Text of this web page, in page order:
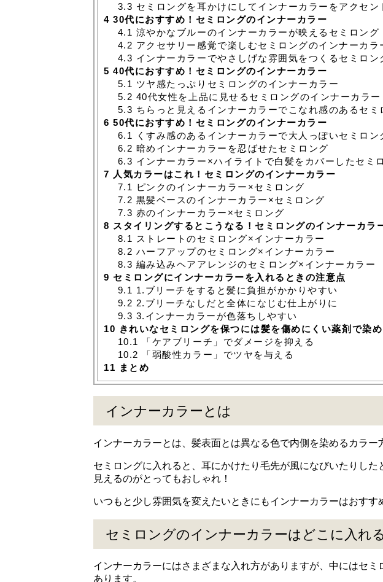
3.3 セミロングを耳かけにしてインナーカラーをアクセン
4 30代におすすめ！セミロングのインナーカラー
4.1 涼やかなブルーのインナーカラーが映えるセミロング
4.2 アクセサリー感覚で楽しむセミロングのインナーカラ
4.3 インナーカラーでやさしげな雰囲気をつくるセミロン
5 40代におすすめ！セミロングのインナーカラー
5.1 ツヤ感たっぷりセミロングのインナーカラー
5.2 40代女性を上品に見せるセミロングのインナーカラー
5.3 ちらっと見えるインナーカラーでこなれ感のあるセミ
6 50代におすすめ！セミロングのインナーカラー
6.1
くすみ感のあるインナーカラーで大人っぽいセミロン
6.2 暗めインナーカラーを忍ばせたセミロング
6.3 インナーカラー×ハイライトで白髪をカバーしたセミ
7 人気カラーはこれ！セミロングのインナーカラー
7.1 ピンクのインナーカラー×セミロング
7.2 黒髪ベースのインナーカラー×セミロング
7.3 赤のインナーカラー×セミロング
8 スタイリングするとこうなる！セミロングのインナーカラ
8.1 ストレートのセミロング×インナーカラー
8.2 ハーフアップのセミロング×インナーカラー
8.3 編み込みヘアアレンジのセミロング×インナーカラー
9 セミロングにインナーカラーを入れるときの注意点
9.1 1.ブリーチをすると髪に負担がかかりやすい
9.2 2.ブリーチなしだと全体になじむ仕上がりに
9.3 3.インナーカラーが色落ちしやすい
10 きれいなセミロングを保つには髪を傷めにくい薬剤で染
10.1
「ケアブリーチ」でダメージを抑える
10.2
「弱酸性カラー」でツヤを与える
11 まとめ
インナーカラーとは
インナーカラーとは、髪表面とは異なる色で内側を染めるカラー
セミロングに入れると、耳にかけたり毛先が風になびいたりした
見えるのがとってもおしゃれ！
いつもと少し雰囲気を変えたいときにもインナーカラーはおすす
セミロングのインナーカラーはどこに入れ
インナーカラーにはさまざまな入れ方がありますが、中にはセミ
あります。